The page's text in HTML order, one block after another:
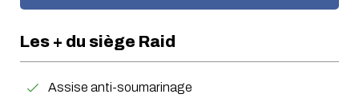
Les + du siège Raid
Assise anti-soumarinage